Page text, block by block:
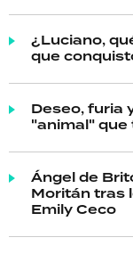
¿Luciano,
que
Deseo, furia
"animal"
Ángel de
Moritán tras
Emily Ceco